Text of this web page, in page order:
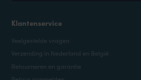
Klantenservice
Veelgestelde vragen
Verzending in Nederland en België
Retourneren en garantie